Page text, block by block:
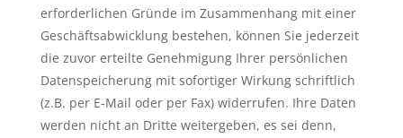
erforderlichen Gründe im Zusammenhang mit einer
Geschäftsabwicklung bestehen, können Sie jederzeit
die zuvor erteilte Genehmigung Ihrer persönlichen
Datenspeicherung mit sofortiger Wirkung schriftlich
(z.B. per E-Mail oder per Fax) widerrufen. Ihre Daten
werden nicht an Dritte weitergeben, es sei denn,